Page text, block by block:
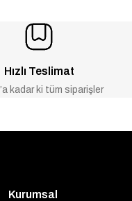
Hızlı Teslimat
kadar ki tüm siparişler
Kurumsal